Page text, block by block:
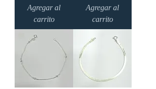
Agregar al
carrito
Agregar al
carrito